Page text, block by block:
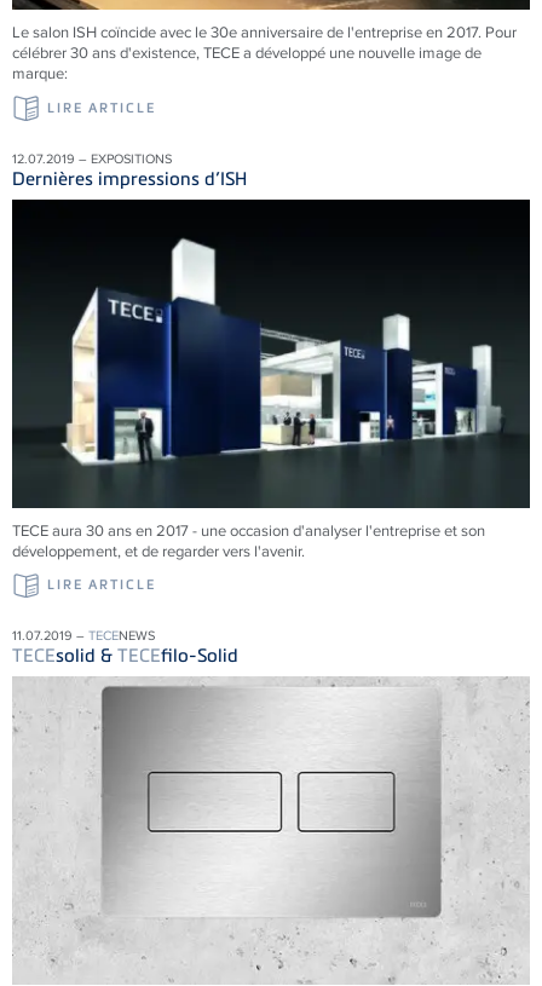
Le salon ISH coïncide avec le 30e anniversaire de l'entreprise en 2017. Pour
célébrer 30 ans d'existence, TECE a développé une nouvelle image de
marque:
LIRE ARTICLE
12.07.2019 – EXPOSITIONS
Dernières impressions d’ISH
TECE aura 30 ans en 2017 - une occasion d'analyser l'entreprise et son
développement, et de regarder vers l'avenir.
LIRE ARTICLE
11.07.2019 – TECENEWS
TECEsolid & TECEfilo-Solid